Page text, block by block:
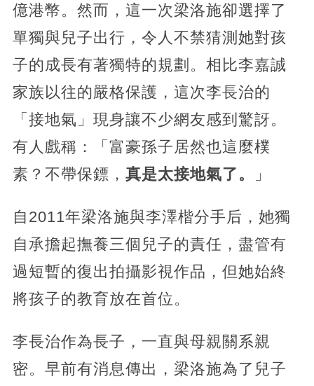
億港幣。然而，這一次梁洛施卻選擇了
單獨與兒子出行，令人不禁猜測她對孩
子的成長有著獨特的規劃。相比李嘉誠
家族以往的嚴格保護，這次李長治的
「接地氣」現身讓不少網友感到驚訝。
有人戲稱：「富豪孫子居然也這麼樸
素？不帶保鏢， 真是太接地氣了。 」
自2011年梁洛施與李澤楷分手后，她獨
自承擔起撫養三個兒子的責任，盡管有
過短暫的復出拍攝影視作品，但她始終
將孩子的教育放在首位。
李長治作為長子，一直與母親關系親
密。早前有消息傳出，梁洛施為了兒子